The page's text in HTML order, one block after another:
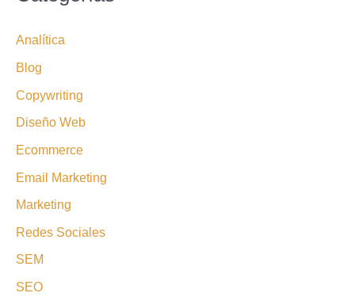
Analítica
Blog
Copywriting
Diseño Web
Ecommerce
Email Marketing
Marketing
Redes Sociales
SEM
SEO